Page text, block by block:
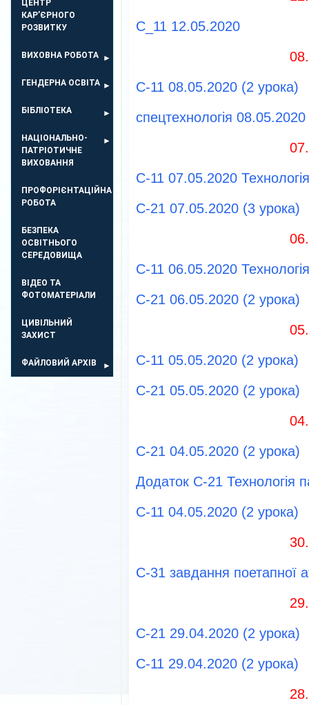
ЦЕНТР
КАР’ЄРНОГО
РОЗВИТКУ
ВИХОВНА РОБОТА
ГЕНДЕРНА ОСВІТА
БІБЛІОТЕКА
НАЦІОНАЛЬНО-
ПАТРІОТИЧНЕ
ВИХОВАННЯ
ПРОФОРІЄНТАЦІЙНА
РОБОТА
БЕЗПЕКА
ОСВIТНЬОГО
СЕРЕДОВИЩА
ВІДЕО ТА
ФОТОМАТЕРІАЛИ
ЦИВІЛЬНИЙ
ЗАХИСТ
ФАЙЛОВИЙ АРХІВ
С_11 12.05.2020
С-11 08.05.2020 (2 урока)
спецтехнологія
С-11 07.05.2020 Технологія
С-21 07.05.2020 (3 урока)
С-11 06.05.2020 Технологія
С-21 06.05.2020 (2 урока)
С-11 05.05.2020 (2 урока)
С-21 05.05.2020 (2 урока)
С-21 04.05.2020 (2 урока)
Додаток С-21 Технологія
С-11 04.05.2020 (2 урока)
С-31 завдання поетапної
С-21 29.04.2020 (2 урока)
С-11 29.04.2020 (2 урока)